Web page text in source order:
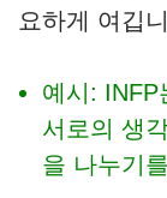
요하게 여깁
예시: INFP
서로의 생
을 나누기